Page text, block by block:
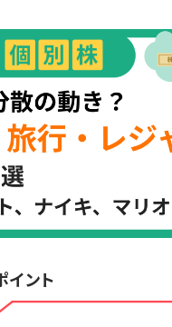
イント